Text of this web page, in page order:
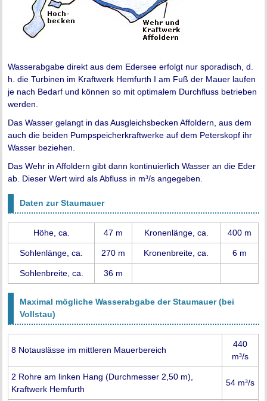
Wasserabgabe direkt aus dem Edersee erfolgt nur sporadisch, d.
h. die Turbinen im Kraftwerk Hemfurth I am Fuß der Mauer laufen
je nach Bedarf und können so mit optimalem Durchfluss betrieben
werden.
Das Wasser gelangt in das Ausgleichsbecken Affoldern, aus dem
auch die beiden Pumpspeicherkraftwerke auf dem Peterskopf ihr
Wasser beziehen.
Das Wehr in Affoldern gibt dann kontinuierlich Wasser an die Eder
ab. Dieser Wert wird als Abfluss in m³/s angegeben.
Daten zur Staumauer
Höhe, ca. 47 m Kronenlänge, ca. 400 m
Sohlenlänge, ca. 270 m Kronenbreite, ca. 6 m
Sohlenbreite, ca. 36 m
Maximal mögliche Wasserabgabe der Staumauer (bei
Vollstau)
8 Notauslässe im mittleren Mauerbereich
440
m³/s
2 Rohre am linken Hang (Durchmesser 2,50 m),
Kraftwerk Hemfurth
54 m³/s